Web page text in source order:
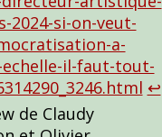
2024-si-on-veut-
a-
echelle-il-faut-tout-
↩︎
de Claudy